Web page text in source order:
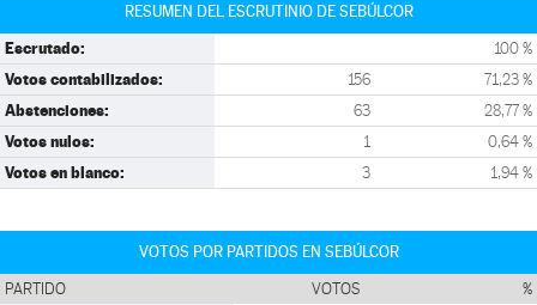
RESUMEN DEL ESCRUTINIO DE SEBÚLCOR
Escrutado: 100 %
Votos contabilizados: 156 71,23 %
Abstenciones: 63 28,77 %
Votos nulos: 1 0,64 %
Votos en blanco: 3 1,94 %
VOTOS POR PARTIDOS EN SEBÚLCOR
PARTIDO VOTOS %